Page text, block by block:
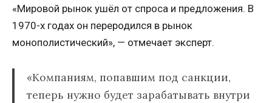
«Мировой рынок ушёл от спроса и предложения. В
1970-х годах он переродился в рынок
монополистический», — отмечает эксперт.
«Компаниям, попавшим под санкции,
теперь нужно будет зарабатывать внутри